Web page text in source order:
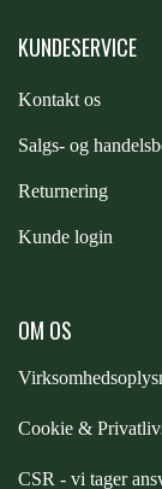
KUNDESERVICE
Kontakt os
Salgs- og
Returnering
Kunde login
OM OS
Cookie &
CSR - vi tager